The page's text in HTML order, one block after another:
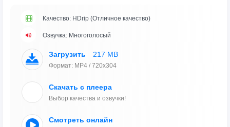
Качество: HDrip (Отличное качество)
Озвучка: Многоголосый
Загрузить 217 MB
Формат: MP4 / 720x304
Скачать с плеера
Выбор качества и озвучки!
Смотреть онлайн